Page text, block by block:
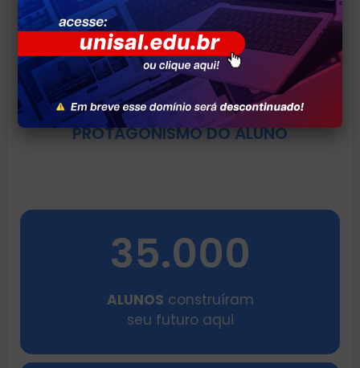
APRENDIZADO POR PROJETOS
PROTAGONISMO DO ALUNO
35.000
ALUNOS construíram
seu futuro aqui